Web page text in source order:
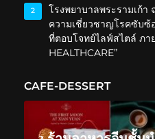
2
โรงพยาบาลพระรามเก้า
ความเชี่ยวชาญโรคซับซ้
ที่ตอบโจทย์ไลฟ์สไตล์ ภา
HEALTHCARE”
CAFE-DESSERT